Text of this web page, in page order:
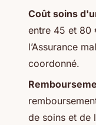
Coût soins
entre 45 et 80
l’Assurance
coordonné.
de soins et de